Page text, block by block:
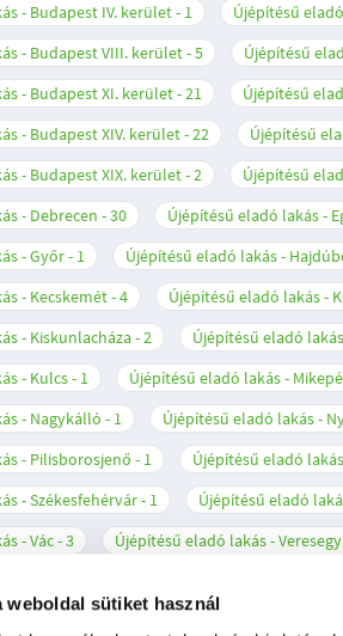
weboldal sütiket használ
- Budapest IV. kerület
1 Újépítésű
- Budapest VIII. kerület 5 Újépítésű
- Budapest XI. kerület 21 Újépítésű
- Budapest XIV. kerület 22 Újépítésű
- Budapest XIX. kerület 2 Újépítésű
- Debrecen
30 Újépítésű eladó lakás -
- Győr
1 Újépítésű eladó lakás -
- Kecskemét 4 Újépítésű eladó lakás -
- Kiskunlacháza 2 Újépítésű eladó
- Kulcs
1 Újépítésű eladó lakás -
- Nagykálló
1 Újépítésű eladó lakás -
- Pilisborosjenő
1 Újépítésű eladó
- Székesfehérvár
1 Újépítésű eladó
- Vác 3 Újépítésű eladó lakás -